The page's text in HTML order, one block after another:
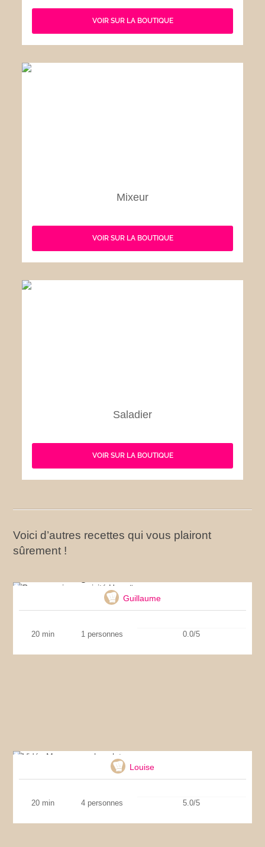
VOIR SUR LA BOUTIQUE
Mixeur
VOIR SUR LA BOUTIQUE
Saladier
VOIR SUR LA BOUTIQUE
Voici d’autres recettes qui vous plairont
sûrement !
Guillaume
20 min 1 personnes 0.0/5
Louise
20 min 4 personnes 5.0/5